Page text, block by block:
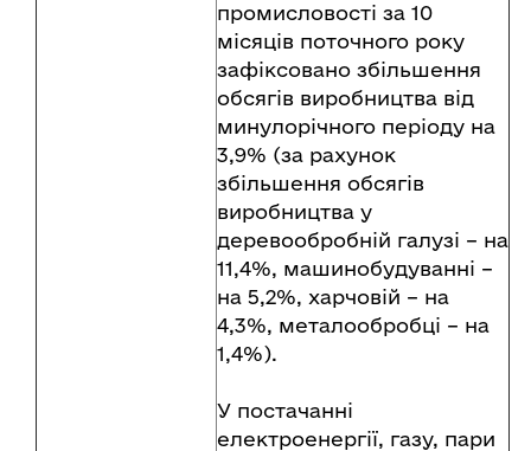
промисловості за 10
місяців поточного року
зафіксовано збільшення
обсягів виробництва від
минулорічного періоду на
3,9% (за рахунок
збільшення обсягів
виробництва у
деревообробній галузі – на
11,4%, машинобудуванні –
на 5,2%, харчовій – на
4,3%, металообробці – на
1,4%).
У постачанні
електроенергії, газу, пари